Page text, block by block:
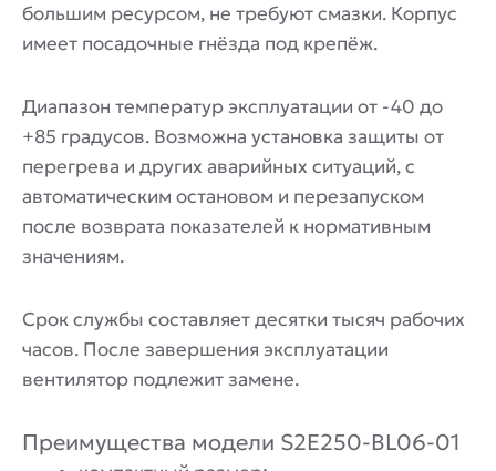
большим ресурсом, не требуют смазки. Корпус
имеет посадочные гнёзда под крепёж.
Диапазон температур эксплуатации от -40 до
+85 градусов. Возможна установка защиты от
перегрева и других аварийных ситуаций, с
автоматическим остановом и перезапуском
после возврата показателей к нормативным
значениям.
Срок службы составляет десятки тысяч рабочих
часов. После завершения эксплуатации
вентилятор подлежит замене.
Преимущества модели S2E250-BL06-01